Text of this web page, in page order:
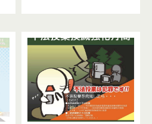
愛知県
三重県
京都府
兵庫県
和歌山県
鳥取県
岡山県
山口県
徳島県
高知県
福岡県
熊本県
大分県 沖縄県